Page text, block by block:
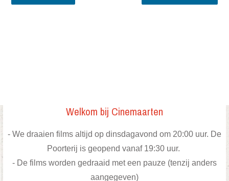
Welkom bij Cinemaarten
- We draaien films altijd op dinsdagavond om 20:00 uur. De
Poorterij is geopend vanaf 19:30 uur.
- De films worden gedraaid met een pauze (tenzij anders
aangegeven)